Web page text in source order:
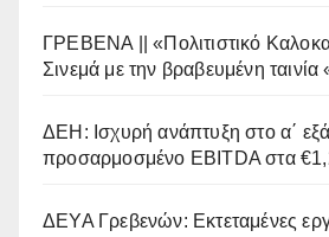
ΓΡΕΒΕΝΑ || «Πολιτιστικό
Σινεμά με την βραβευμένη
ΔΕΗ: Ισχυρή ανάπτυξη στο α΄
προσαρμοσμένο EBITDA στα
ΔΕΥΑ Γρεβενών: Εκτεταμένες